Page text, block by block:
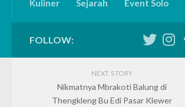
Kuliner Sejarah Event Solo
FOLLOW:
NEXT STORY
Nikmatnya Mbrakoti Balung di
Thengkleng Bu Edi Pasar Klewer